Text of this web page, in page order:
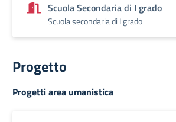
Scuola Secondaria di I grado
Scuola secondaria di I grado
Progetto
Progetti area umanistica